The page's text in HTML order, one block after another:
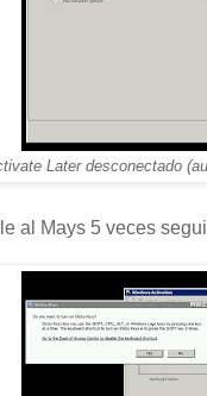
Later desconectado
al Mays 5 veces